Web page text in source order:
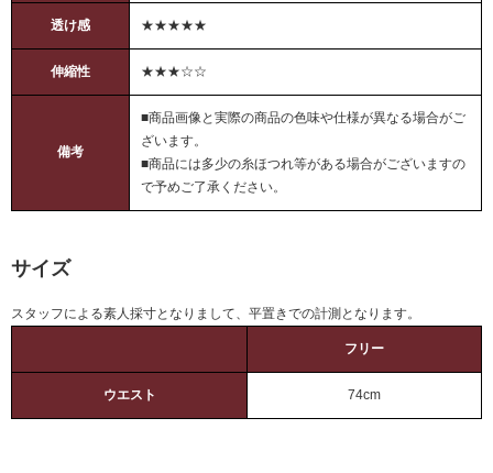
透け感 ★★★★★
伸縮性 ★★★☆☆
備考
■商品画像と実際の商品の色味や仕様が異なる場合がご
ざいます。
■商品には多少の糸ほつれ等がある場合がございますの
で予めご了承ください。
サイズ
スタッフによる素人採寸となりまして、平置きでの計測となります。
フリー
ウエスト 74cm